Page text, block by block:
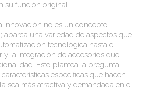
su función original.
innovación no es un concepto
abarca una variedad de aspectos que
tecnológica hasta el
y la integración de accesorios que
Esto plantea la pregunta:
características específicas que hacen
sea más atractiva y demandada en el